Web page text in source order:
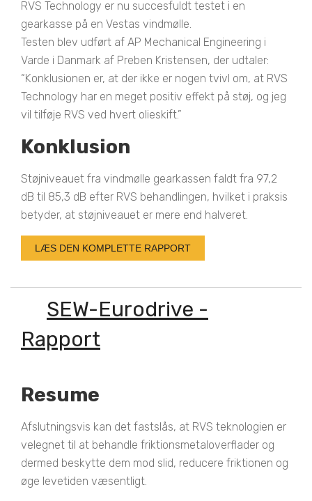
RVS Technology er nu succesfuldt testet i en
gearkasse på en Vestas vindmølle.
Testen blev udført af AP Mechanical Engineering i
Varde i Danmark af Preben Kristensen, der udtaler:
“Konklusionen er, at der ikke er nogen tvivl om, at RVS
Technology har en meget positiv effekt på støj, og jeg
vil tilføje RVS ved hvert olieskift.”
Konklusion
Støjniveauet fra vindmølle gearkassen faldt fra 97,2
dB til 85,3 dB efter RVS behandlingen, hvilket i praksis
betyder, at støjniveauet er mere end halveret.
LÆS DEN KOMPLETTE RAPPORT
SEW-Eurodrive -
Rapport
Resume
Afslutningsvis kan det fastslås, at RVS teknologien er
velegnet til at behandle friktionsmetaloverflader og
dermed beskytte dem mod slid, reducere friktionen og
øge levetiden væsentligt.